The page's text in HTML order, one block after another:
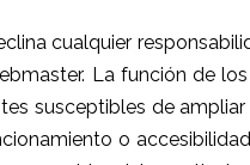
cualquier
La función de
susceptibles de
o